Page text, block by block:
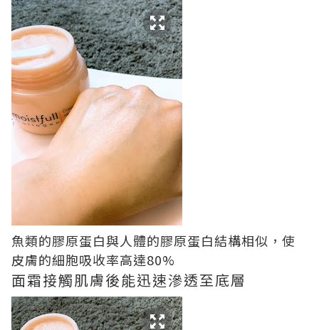
魚類的膠原蛋白與人體的膠原蛋白結構相似，使
皮膚的細胞吸收率高達80%
面霜接觸肌膚後能迅速滲透至底層